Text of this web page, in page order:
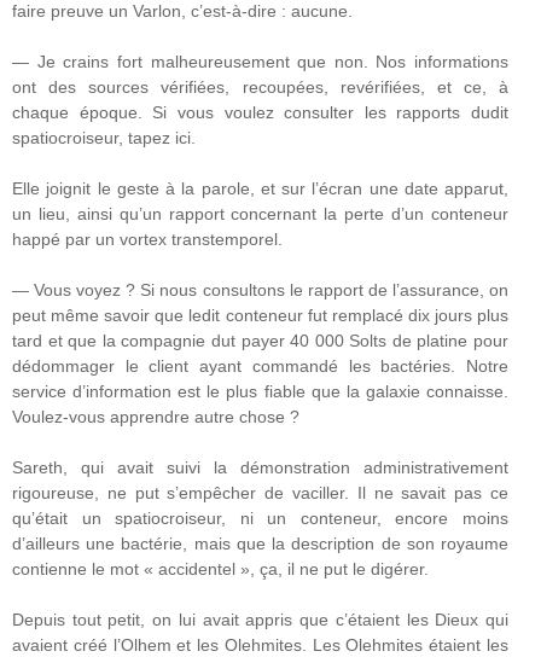
faire preuve un Varlon, c’est-à-dire : aucune.
— Je crains fort malheureusement que non. Nos informations
ont des sources vérifiées, recoupées, revérifiées, et ce, à
chaque époque. Si vous voulez consulter les rapports dudit
spatiocroiseur, tapez ici.
Elle joignit le geste à la parole, et sur l’écran une date apparut,
un lieu, ainsi qu’un rapport concernant la perte d’un conteneur
happé par un vortex transtemporel.
— Vous voyez ? Si nous consultons le rapport de l’assurance, on
peut même savoir que ledit conteneur fut remplacé dix jours plus
tard et que la compagnie dut payer 40 000 Solts de platine pour
dédommager le client ayant commandé les bactéries. Notre
service d’information est le plus fiable que la galaxie connaisse.
Voulez-vous apprendre autre chose ?
Sareth, qui avait suivi la démonstration administrativement
rigoureuse, ne put s’empêcher de vaciller. Il ne savait pas ce
qu’était un spatiocroiseur, ni un conteneur, encore moins
d’ailleurs une bactérie, mais que la description de son royaume
contienne le mot « accidentel », ça, il ne put le digérer.
Depuis tout petit, on lui avait appris que c’étaient les Dieux qui
avaient créé l’Olhem et les Olehmites. Les Olehmites étaient les